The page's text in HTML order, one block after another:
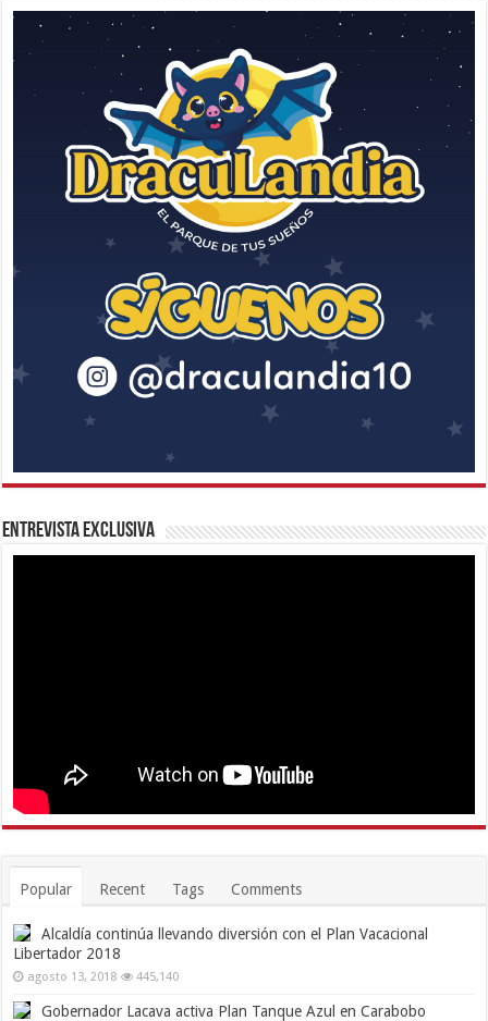
Entrevista Exclusiva
Popular Recent Tags Comments
Alcaldía continúa llevando diversión con el Plan Vacacional
Libertador 2018
agosto 13, 2018 445,140
Gobernador Lacava activa Plan Tanque Azul en Carabobo